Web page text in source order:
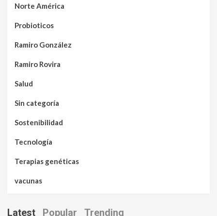
Norte América
Probioticos
Ramiro González
Ramiro Rovira
Salud
Sin categoría
Sostenibilidad
Tecnología
Terapias genéticas
vacunas
Latest Popular Trending